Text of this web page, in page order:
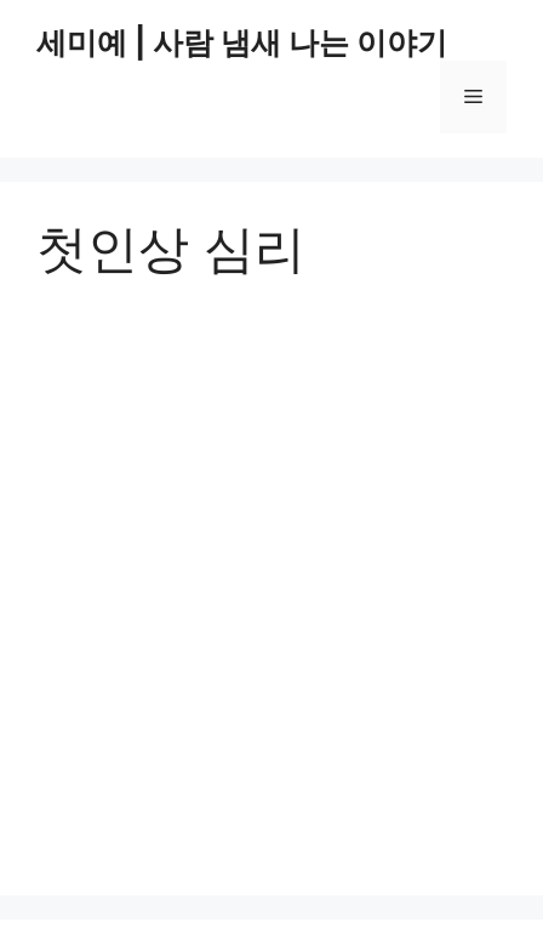
세미예 | 사람 냄새 나는 이야기
메
첫인상 심리